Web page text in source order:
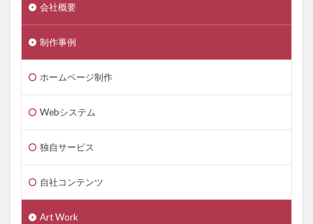
会社概要
制作事例
ホームページ制作
Webシステム
独自サービス
自社コンテンツ
Art Work